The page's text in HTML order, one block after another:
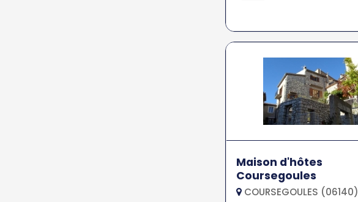
Maison d'hôtes
Coursegoules
COURSEGOULES (06140)